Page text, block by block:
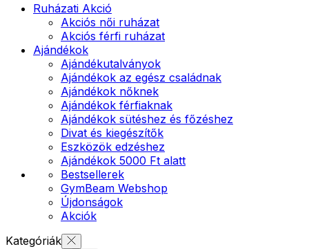
Ruházati Akció
Akciós női ruházat
Akciós férfi ruházat
Ajándékok
Ajándékutalványok
Ajándékok az egész családnak
Ajándékok nőknek
Ajándékok férfiaknak
Ajándékok sütéshez és főzéshez
Divat és kiegészítők
Eszközök edzéshez
Ajándékok 5000 Ft alatt
Bestsellerek
GymBeam Webshop
Újdonságok
Akciók
Kategóriák